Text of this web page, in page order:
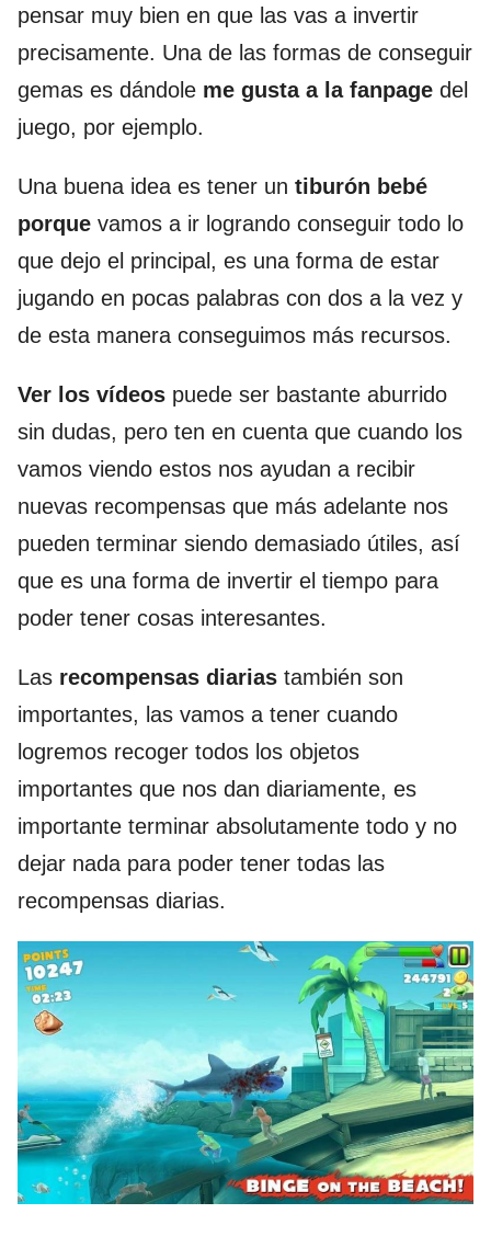
pensar muy bien en que las vas a invertir
precisamente. Una de las formas de conseguir
gemas es dándole me gusta a la fanpage del
juego, por ejemplo.
Una buena idea es tener un tiburón bebé
porque vamos a ir logrando conseguir todo lo
que dejo el principal, es una forma de estar
jugando en pocas palabras con dos a la vez y
de esta manera conseguimos más recursos.
Ver los vídeos puede ser bastante aburrido
sin dudas, pero ten en cuenta que cuando los
vamos viendo estos nos ayudan a recibir
nuevas recompensas que más adelante nos
pueden terminar siendo demasiado útiles, así
que es una forma de invertir el tiempo para
poder tener cosas interesantes.
Las recompensas diarias también son
importantes, las vamos a tener cuando
logremos recoger todos los objetos
importantes que nos dan diariamente, es
importante terminar absolutamente todo y no
dejar nada para poder tener todas las
recompensas diarias.